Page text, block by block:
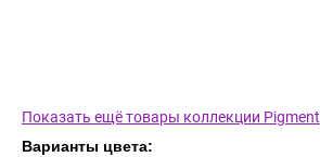
Показать ещё товары коллекции Pigment
Варианты цвета: